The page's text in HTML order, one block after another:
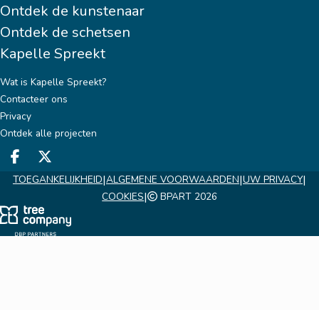
Ontdek de kunstenaar
Ontdek de schetsen
Kapelle Spreekt
Wat is Kapelle Spreekt?
Contacteer ons
Privacy
Ontdek alle projecten
Deel op facebook
Deel op X
TOEGANKELIJKHEID|ALGEMENE VOORWAARDEN|UW PRIVACY|
COOKIES| BPART 2026